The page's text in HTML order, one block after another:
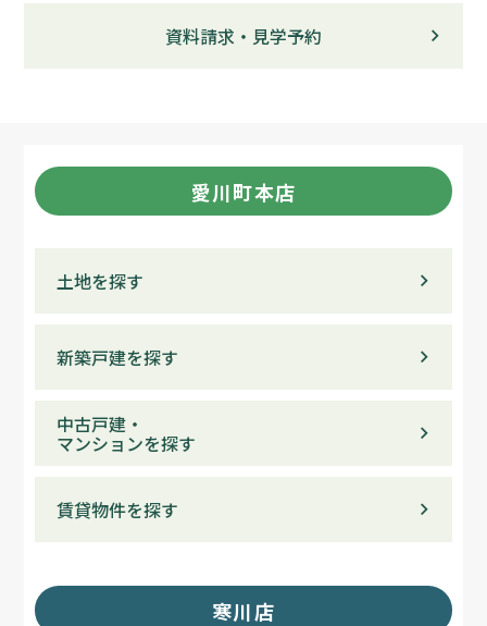
資料請求・見学予約
愛川町本店
土地を探す
新築戸建を探す
中古戸建・
マンションを探す
賃貸物件を探す
寒川店